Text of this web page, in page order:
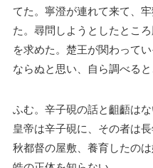
てた。寧澄が連れて来て、
た。尋問しようとしたとこ
を求めた。楚王が関わって
ならぬと思い、自ら調べる
ふむ。辛子硯の話と齟齬はな
皇帝は辛子硯に、その者は
秋都督の屋敷、養育したの